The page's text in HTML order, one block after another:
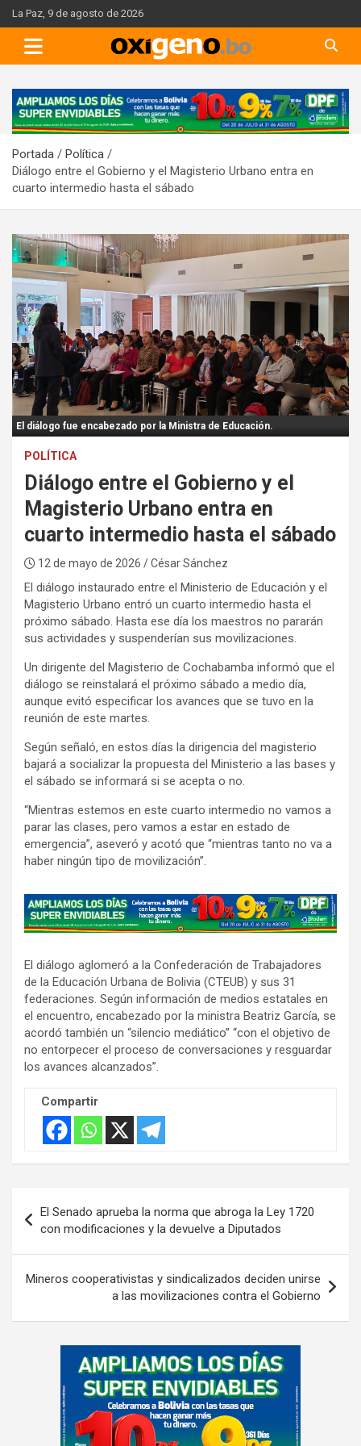
Skip
to
content
La Paz, 9 de agosto de 2026
A
d
e
r
t
s
e
m
e
n
t
:
Portada
Política
Diálogo entre el Gobierno y el Magisterio Urbano entra en
cuarto intermedio hasta el sábado
El diálogo fue encabezado por la Ministra de Educación.
POLÍTICA
Diálogo entre el Gobierno y el
Magisterio Urbano entra en
cuarto intermedio hasta el sábado
12 de mayo de 2026 / César Sánchez
El diálogo instaurado entre el Ministerio de Educación y el
Magisterio Urbano entró un cuarto intermedio hasta el
próximo sábado. Hasta ese día los maestros no pararán
sus actividades y suspenderían sus movilizaciones.
Un dirigente del Magisterio de Cochabamba informó que el
diálogo se reinstalará el próximo sábado a medio día,
aunque evitó especificar los avances que se tuvo en la
reunión de este martes.
Según señaló, en estos días la dirigencia del magisterio
bajará a socializar la propuesta del Ministerio a las bases y
el sábado se informará si se acepta o no.
“Mientras estemos en este cuarto intermedio no vamos a
parar las clases, pero vamos a estar en estado de
emergencia”, aseveró y acotó que “mientras tanto no va a
haber ningún tipo de movilización”.
A
d
e
r
t
i
s
e
m
e
El diálogo aglomeró a la Confederación de Trabajadores
de la Educación Urbana de Bolivia (CTEUB) y sus 31
federaciones. Según información de medios estatales en
el encuentro, encabezado por la ministra Beatriz García, se
acordó también un “silencio mediático” “con el objetivo de
no entorpecer el proceso de conversaciones y resguardar
los avances alcanzados”.
Compartir
de
entradas
El Senado aprueba la norma que abroga la Ley 1720
con modificaciones y la devuelve a Diputados
Mineros cooperativistas y sindicalizados deciden unirse
a las movilizaciones contra el Gobierno